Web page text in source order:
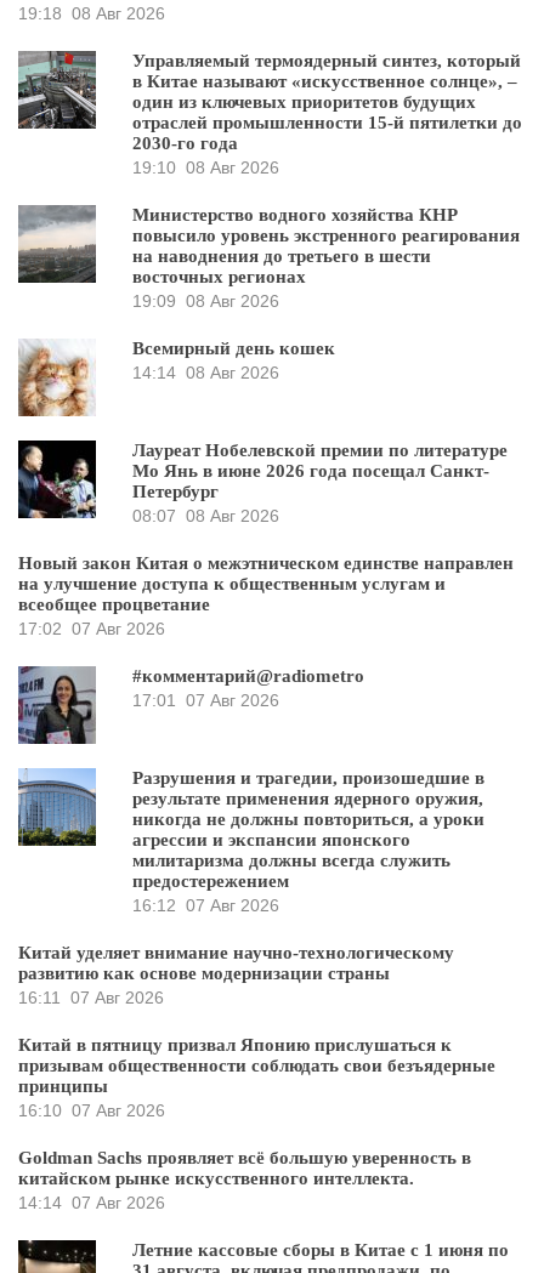
19:18 08 Авг 2026
Управляемый термоядерный синтез, который
в Китае называют «искусственное солнце», –
один из ключевых приоритетов будущих
отраслей промышленности 15-й пятилетки до
2030-го года
19:10 08 Авг 2026
Министерство водного хозяйства КНР
повысило уровень экстренного реагирования
на наводнения до третьего в шести
восточных регионах
19:09 08 Авг 2026
Всемирный день кошек
14:14 08 Авг 2026
Лауреат Нобелевской премии по литературе
Мо Янь в июне 2026 года посещал Санкт-
Петербург
08:07 08 Авг 2026
Новый закон Китая о межэтническом единстве направлен
на улучшение доступа к общественным услугам и
всеобщее процветание
17:02 07 Авг 2026
#комментарий@radiometro
17:01
07 Авг 2026
Разрушения и трагедии, произошедшие в
результате применения ядерного оружия,
никогда не должны повториться, а уроки
агрессии и экспансии японского
милитаризма должны всегда служить
предостережением
16:12 07 Авг 2026
Китай уделяет внимание научно-технологическому
развитию как основе модернизации страны
16:11
07 Авг 2026
Китай в пятницу призвал Японию прислушаться к
призывам общественности соблюдать свои безъядерные
принципы
16:10 07 Авг 2026
Goldman Sachs проявляет всё большую уверенность в
китайском рынке искусственного интеллекта.
14:14 07 Авг 2026
Летние кассовые сборы в Китае с 1 июня по